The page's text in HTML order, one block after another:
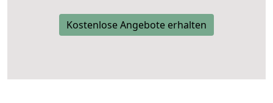
Kostenlose Angebote erhalten